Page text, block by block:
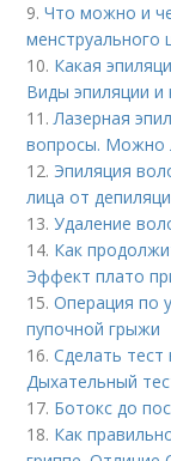
9.Что можно и
менструального
10. Какая
Виды эпиляции и
11.Лазерная
вопросы. Можно
12. Эпиляция
лица от
13.Удаление
14. Как
Эффект плато
15.Операция по
пупочной грыжи
16.Сделать тест
Дыхательный
17. Ботокс до
18. Как